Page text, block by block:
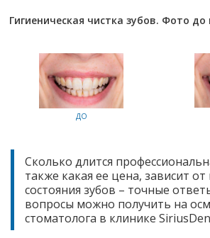
Гигиеническая чистка зубов. Фото
ДО
Сколько длится
также какая ее цена, зависит от
состояния зубов – точные
вопросы можно получить на
стоматолога в клинике